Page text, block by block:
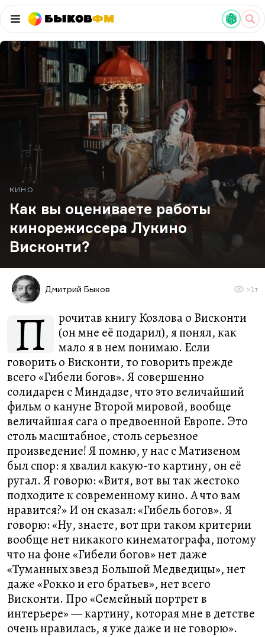
БыковФМ
КИНО
Как вы оцениваете работы
кинорежиссера Лукино
Висконти?
Дмитрий Быков >1т
П
рочитав книгу Козлова о Висконти
(он мне её подарил), я понял, как
мало я в нем понимаю. Если
говорить о Висконти, то говорить прежде
всего «Гибели богов». Я совершенно
солидарен с Миндадзе, что это величайший
фильм о кануне Второй мировой, вообще
величайшая сага о предвоенной Европе. Это
столь масштабное, столь серьезное
произведение! Я помню, у нас с Матизеном
был спор: я хвалил какую-то картину, он её
ругал. Я говорю: «Витя, вот вы так жестоко
подходите к современному кино. А что вам
нравится?» И он сказал: «Гибель богов». Я
говорю: «Ну, знаете, вот при таком критерии
вообще нет никакого кинематографа, потому
что на фоне «Гибели богов» нет даже
«Туманных звезд Большой Медведицы», нет
даже «Рокко и его братьев», нет всего
Висконти. Про «Семейный портрет в
интерьере» — картину, которая мне в детстве
очень нравилась, я уже даже и не говорю».